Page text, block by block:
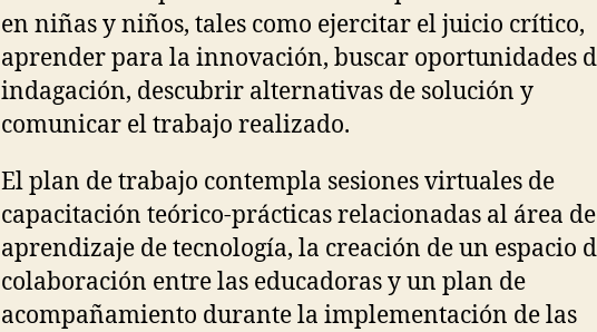
en niñas y niños, tales como ejercitar el juicio crítico,
aprender para la innovación, buscar oportunidades
indagación, descubrir alternativas de solución y
comunicar el trabajo realizado.
El plan de trabajo contempla sesiones virtuales de
capacitación teórico-prácticas relacionadas al área de
aprendizaje de tecnología, la creación de un espacio
colaboración entre las educadoras y un plan de
acompañamiento durante la implementación de las